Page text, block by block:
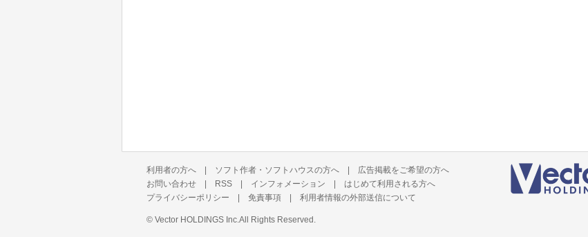
利用者の方へ | ソフト作者・ソフトハウスの方へ | 広告掲載をご希望の方へ
お問い合わせ | RSS | インフォメーション | はじめて利用される方へ
プライバシーポリシー | 免責事項 | 利用者情報の外部送信について
© Vector HOLDINGS Inc. All Rights Reserved.